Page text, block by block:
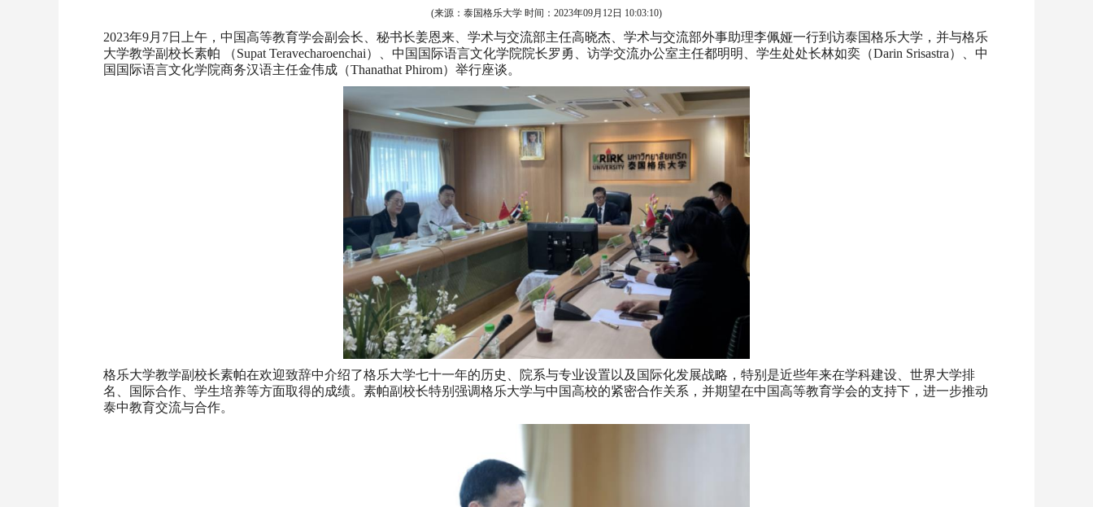
(来源：泰国格乐大学 时间： 2023年09月12日 10:03:10)
2023年9月7日上午，中国高等教育学会副会长、秘书长姜恩来、学术与交流部主任高晓杰、学术与交流部外事助理李佩娅一行到访泰国格乐大学，并与格乐
大学教学副校长素帕 （Supat Teravecharoenchai）、中国国际语言文化学院院长罗勇、访学交流办公室主任都明明、学生处处长林如奕（Darin Srisastra）、中
国国际语言文化学院商务汉语主任金伟成（Thanathat Phirom）举行座谈。
格乐大学教学副校长素帕在欢迎致辞中介绍了格乐大学七十一年的历史、院系与专业设置以及国际化发展战略，特别是近些年来在学科建设、世界大学排
名、国际合作、学生培养等方面取得的成绩。素帕副校长特别强调格乐大学与中国高校的紧密合作关系，并期望在中国高等教育学会的支持下，进一步推动
泰中教育交流与合作。